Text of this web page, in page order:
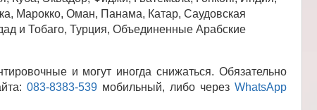
Марокко, Оман, Панама, Катар, Саудовская
и Тобаго, Турция, Объединенные Арабские
и могут иногда снижаться. Обязательно
083-8383-539мобильный, либо черезWhatsApp